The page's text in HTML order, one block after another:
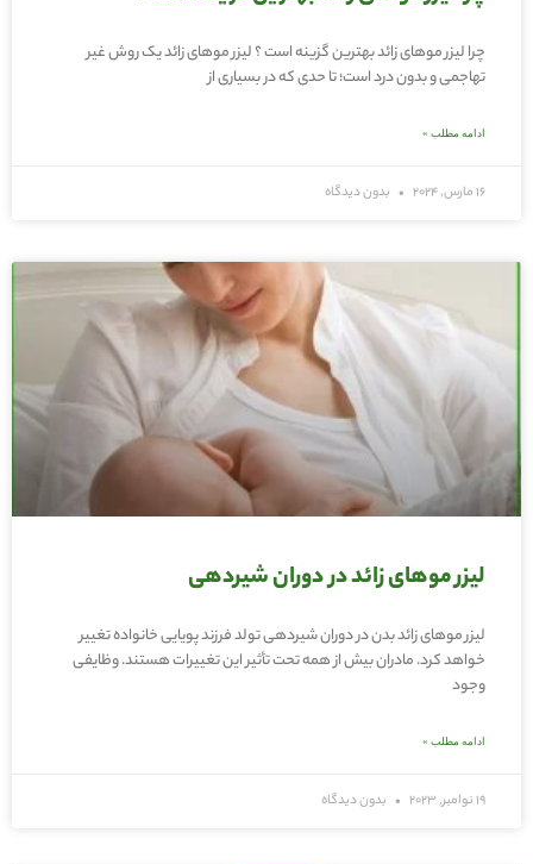
چرا لیزر موهای زائد بهترین گزینه است ؟ لیزر موهای زائد یک روش غیر
تهاجمی و بدون درد است؛ تا حدی که در بسیاری از
ادامه مطلب »
16 مارس, 2024 بدون دیدگاه
لیزر موهای زائد در دوران شیردهی
لیزر موهای زائد بدن در دوران شیردهی تولد فرزند پویایی خانواده تغییر
خواهد کرد. مادران بیش از همه تحت تأثیر این تغییرات هستند. وظایفی
وجود
ادامه مطلب »
19 نوامبر, 2023 بدون دیدگاه